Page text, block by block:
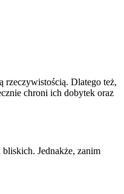
rzeczywistością. Dlatego też,
chroni ich dobytek oraz
Jednakże, zanim